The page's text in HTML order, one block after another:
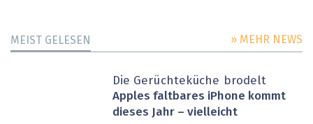
MEIST GELESEN » MEHR NEWS
Die Gerüchteküche brodelt
Apples faltbares iPhone kommt
dieses Jahr – vielleicht